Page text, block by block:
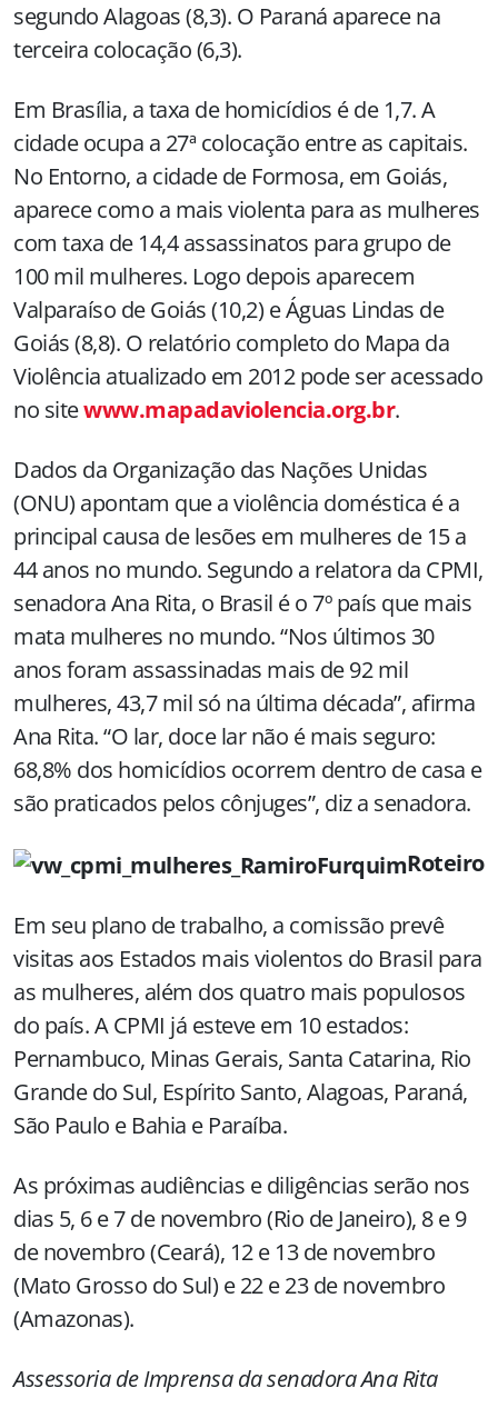
segundo Alagoas (8,3). O Paraná aparece na
terceira colocação (6,3).
Em Brasília, a taxa de homicídios é de 1,7. A
cidade ocupa a 27ª colocação entre as capitais.
No Entorno, a cidade de Formosa, em Goiás,
aparece como a mais violenta para as mulheres
com taxa de 14,4 assassinatos para grupo de
100 mil mulheres. Logo depois aparecem
Valparaíso de Goiás (10,2) e Águas Lindas de
Goiás (8,8). O relatório completo do Mapa da
Violência atualizado em 2012 pode ser acessado
no sitewww.mapadaviolencia.org.br.
Dados da Organização das Nações Unidas
(ONU) apontam que a violência doméstica é a
principal causa de lesões em mulheres de 15 a
44 anos no mundo. Segundo a relatora da CPMI,
senadora Ana Rita, o Brasil é o 7º país que mais
mata mulheres no mundo. “Nos últimos 30
anos foram assassinadas mais de 92 mil
mulheres, 43,7 mil só na última década”, afirma
Ana Rita. “O lar, doce lar não é mais seguro:
68,8% dos homicídios ocorrem dentro de casa e
são praticados pelos cônjuges”, diz a senadora.
Roteiro
Em seu plano de trabalho, a comissão prevê
visitas aos Estados mais violentos do Brasil para
as mulheres, além dos quatro mais populosos
do país. A CPMI já esteve em 10 estados:
Pernambuco, Minas Gerais, Santa Catarina, Rio
Grande do Sul, Espírito Santo, Alagoas, Paraná,
São Paulo e Bahia e Paraíba.
As próximas audiências e diligências serão nos
dias 5, 6 e 7 de novembro (Rio de Janeiro), 8 e 9
de novembro (Ceará), 12 e 13 de novembro
(Mato Grosso do Sul) e 22 e 23 de novembro
(Amazonas).
Assessoria de Imprensa da senadora Ana Rita